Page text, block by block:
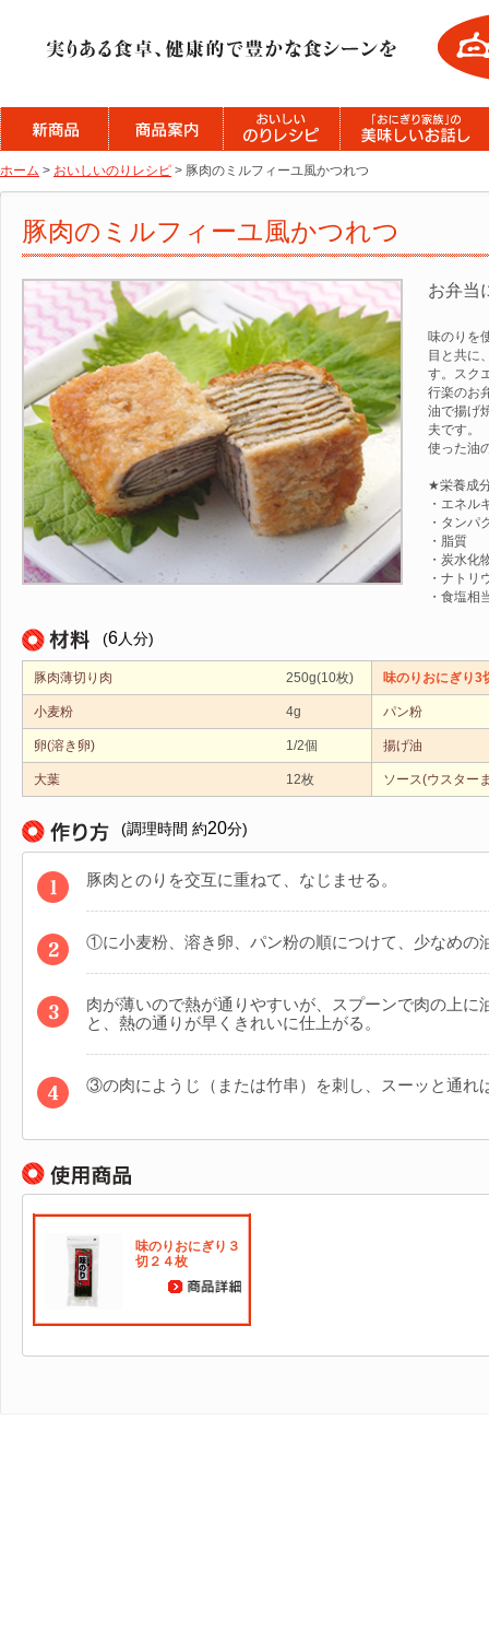
ホーム > おいしいのりレシピ > 豚肉のミルフィーユ風かつれつ
豚肉のミルフィーユ風かつれつ
お弁当
味のりを
目と共に
す。スク
行楽のお
油で揚げ
夫です。
使った油
★栄養成
・エネ
・タン
・脂
・炭水
・ナト
・食塩
(6人分)
豚肉薄切り肉 250g(10枚) 味のりおにぎり3
小麦粉 4g パン粉
卵(溶き卵) 1/2個 揚げ油
大葉 12枚 ソース(ウスター
(調理時間 約20分)
豚肉とのりを交互に重ねて、なじませる。
①に小麦粉、溶き卵、パン粉の順につけて、少なめの
肉が薄いので熱が通りやすいが、スプーンで肉の上に
と、熱の通りが早くきれいに仕上がる。
③の肉にようじ（または竹串）を刺し、スーッと通れ
味のりおにぎり３
切２４枚